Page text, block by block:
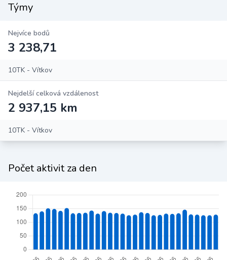
Týmy
Nejvíce bodů
3 238,71
10TK - Vítkov
Nejdelší celková vzdálenost
2 937,15 km
10TK - Vítkov
Počet aktivit za den